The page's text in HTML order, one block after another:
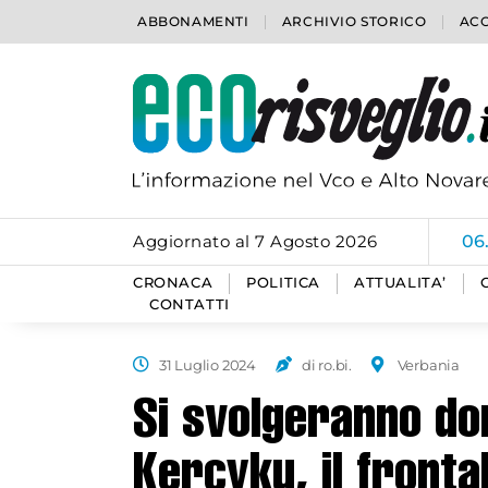
ABBONAMENTI ARCHIVIO STORICO
Aggiornato al 7 Agosto 2026
CRONACA POLITICA ATTUALITA’
CONTATTI
31 Luglio 2024 di ro.bi. Verbania
Si svolgeranno